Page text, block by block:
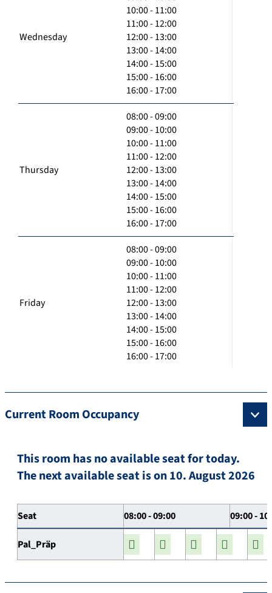
Wednesday
10:00 - 11:00
11:00 - 12:00
12:00 - 13:00
13:00 - 14:00
14:00 - 15:00
15:00 - 16:00
16:00 - 17:00
Thursday
08:00 - 09:00
09:00 - 10:00
10:00 - 11:00
11:00 - 12:00
12:00 - 13:00
13:00 - 14:00
14:00 - 15:00
15:00 - 16:00
16:00 - 17:00
Friday
08:00 - 09:00
09:00 - 10:00
10:00 - 11:00
11:00 - 12:00
12:00 - 13:00
13:00 - 14:00
14:00 - 15:00
15:00 - 16:00
16:00 - 17:00
Current Room Occupancy
This room has no available seat for today.
The next available seat is on 10. August 2026
Seat 08:00 - 09:00 09:00 -
Pal_Präp